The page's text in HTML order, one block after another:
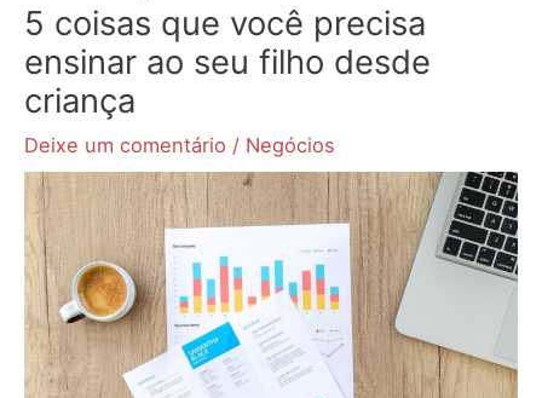
5 coisas que você precisa
ensinar ao seu filho desde
criança
Deixe um comentário / Negócios